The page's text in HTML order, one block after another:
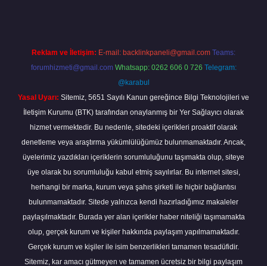
Reklam ve İletişim: E-mail: backlinkpaneli@gmail.com Teams:
forumhizmeti@gmail.com Whatsapp: 0262 606 0 726 Telegram:
@karabul
Yasal Uyarı: Sitemiz, 5651 Sayılı Kanun gereğince Bilgi Teknolojileri ve
İletişim Kurumu (BTK) tarafından onaylanmış bir Yer Sağlayıcı olarak
hizmet vermektedir. Bu nedenle, sitedeki içerikleri proaktif olarak
denetleme veya araştırma yükümlülüğümüz bulunmamaktadır. Ancak,
üyelerimiz yazdıkları içeriklerin sorumluluğunu taşımakta olup, siteye
üye olarak bu sorumluluğu kabul etmiş sayılırlar. Bu internet sitesi,
herhangi bir marka, kurum veya şahıs şirketi ile hiçbir bağlantısı
bulunmamaktadır. Sitede yalnızca kendi hazırladığımız makaleler
paylaşılmaktadır. Burada yer alan içerikler haber niteliği taşımamakta
olup, gerçek kurum ve kişiler hakkında paylaşım yapılmamaktadır.
Gerçek kurum ve kişiler ile isim benzerlikleri tamamen tesadüfidir.
Sitemiz, kar amacı gütmeyen ve tamamen ücretsiz bir bilgi paylaşım